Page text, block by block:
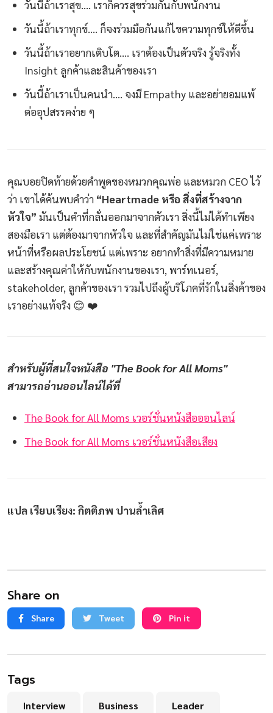
วันนี้ถ้าเราสุข…. เราก็ควรสุขร่วมกันกับพนักงาน
วันนี้ถ้าเราทุกข์…. ก็จงร่วมมือกันแก้ไขความทุกข์ให้ดีขึ้น
วันนี้ถ้าเราอยากเติบโต…. เราต้องเป็นตัวจริง รู้จริงทั้ง
Insight ลูกค้าและสินค้าของเรา
วันนี้ถ้าเราเป็นคนนำ…. จงมี Empathy และอย่ายอมแพ้
ต่ออุปสรรคง่าย ๆ
คุณบอยปิดท้ายด้วยคำพูดของหมวกคุณพ่อ และหมวก CEO ไว้
ว่า เขาได้ค้นพบคำว่า “Heartmade หรือ สิ่งที่สร้างจาก
หัวใจ” มันเป็นคำที่กลั่นออกมาจากตัวเรา สิ่งนี้ไม่ได้ทำเพียง
สองมือเรา แต่ต้องมาจากหัวใจ และที่สำคัญมันไม่ใช่แค่เพราะ
หน้าที่หรือผลประโยชน์ แต่เพราะ อยากทำสิ่งที่มีความหมาย
และสร้างคุณค่าให้กับพนักงานของเรา, พาร์ทเนอร์,
stakeholder, ลูกค้าของเรา รวมไปถึงผู้บริโภคที่รักในสิ่งค้าของ
เราอย่างแท้จริง 😊 ❤️
สำหรับผู้ที่สนใจหนังสือ "The Book for All Moms"
สามารถอ่านออนไลน์ได้ที่
The Book for All Moms เวอร์ชั่นหนังสือออนไลน์
The Book for All Moms เวอร์ชั่นหนังสือเสียง
แปล เรียบเรียง: กิตติภพ ปานล้ำเลิศ
Share on
Share Tweet Pin it
Tags
Interview Business Leader